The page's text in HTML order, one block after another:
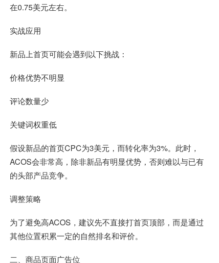
在0.75美元左右。
实战应用
新品上首页可能会遇到以下挑战：
价格优势不明显
评论数量少
关键词权重低
假设新品的首页CPC为3美元，而转化率为3%。此时，
ACOS会非常高，除非新品有明显优势，否则难以与已有
的头部产品竞争。
调整策略
为了避免高ACOS，建议先不直接打首页顶部，而是通过
其他位置积累一定的自然排名和评价。
二、商品页面广告位